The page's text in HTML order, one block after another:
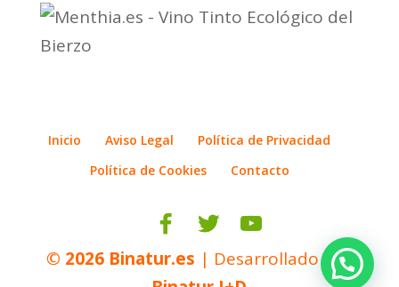
Inicio Aviso Legal
Política de Privacidad
Política de Cookies
Contacto
© 2026 Binatur.es | Desarrollado por